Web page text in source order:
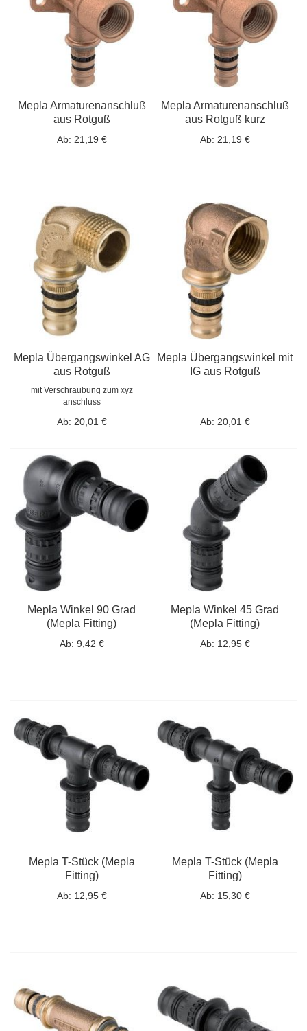
Mepla Armaturenanschluß
aus Rotguß
Ab: 21,19 €
Mepla Armaturenanschluß
aus Rotguß kurz
Ab: 21,19 €
Mepla Übergangswinkel AG
aus Rotguß
mit Verschraubung zum xyz
anschluss
Ab: 20,01 €
Mepla Übergangswinkel mit
IG aus Rotguß
Ab: 20,01 €
Mepla Winkel 90 Grad
(Mepla Fitting)
Ab: 9,42 €
Mepla Winkel 45 Grad
(Mepla Fitting)
Ab: 12,95 €
Mepla T-Stück (Mepla
Fitting)
Ab: 12,95 €
Mepla T-Stück (Mepla
Fitting)
Ab: 15,30 €